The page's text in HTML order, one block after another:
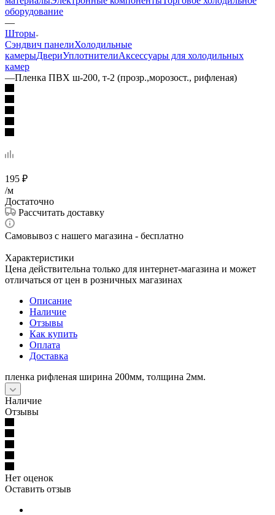
оборудование
—
Шторы
Сэндвич панелиХолодильные
камерыДвериУплотнителиАксессуары для холодильных
камер
—Пленка ПВХ ш-200, т-2 (прозр.,морозост., рифленая)
195 ₽
/м
Достаточно
Рассчитать доставку
Самовывоз с нашего магазина - бесплатно
Характеристики
Цена действительна только для интернет-магазина и может
отличаться от цен в розничных магазинах
Описание
Наличие
Отзывы
Как купить
Оплата
Доставка
пленка рифленая ширина 200мм, толщина 2мм.
Наличие
Отзывы
Нет оценок
Оставить отзыв